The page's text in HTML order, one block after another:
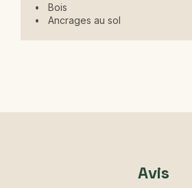
Bois
Ancrages au sol
Avis